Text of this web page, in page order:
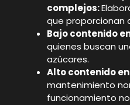
complejos:
que proporcionan
Bajo contenido
quienes buscan
azúcares.
Alto contenido
mantenimiento
funcionamiento